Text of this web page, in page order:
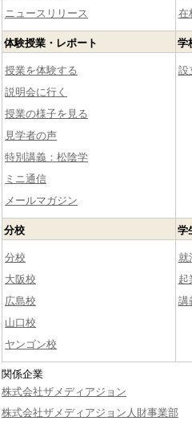
ニュースリリース
在
体験授業・レポート
授業を体験する
説明会に行く
授業の様子を見る
見学者の声
特別講義：松陰学
ミニ通信
メールマガジン
学
設
分校
分校
大阪校
広島校
山口校
ヤンゴン校
学
就
起
講
関係企業
株式会社ザメディアジョン
株式会社ザメディアジョン人財事業部